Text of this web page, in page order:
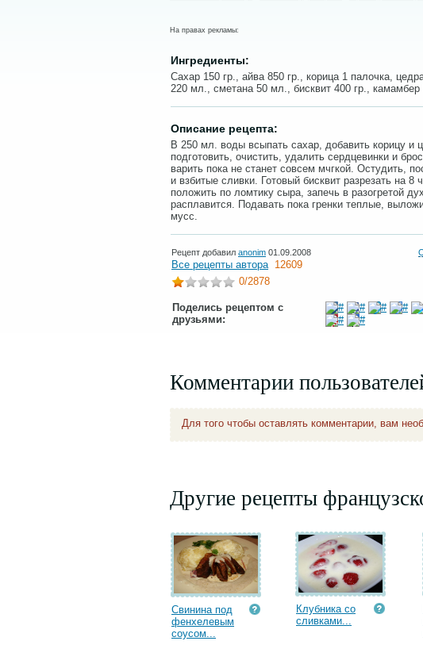
На правах рекламы:
Ингредиенты:
Сахар 150 гр., айва 850 гр., корица 1 палочка,
220 мл., сметана 50 мл., бисквит 400 гр., камамбер
Описание рецепта:
В 250 мл. воды всыпать сахар, добавить корицу и
подготовить, очистить, удалить сердцевинки и
варить пока не станет совсем мчгкой. Остудить,
и взбитые сливки. Готовый бисквит разрезать на 8
положить по ломтику сыра, запечь в разогретой
расплавится. Подавать пока гренки теплые,
мусс.
Рецепт добавил anonim 01.09.2008
Все рецепты автора 12609
0/2878
Поделись рецептом с
друзьями:
Комментарии
Для того чтобы оставлять комментарии, вам
Другие рецепты
Свинина под
фенхелевым
соусом...
Клубника со
сливками...